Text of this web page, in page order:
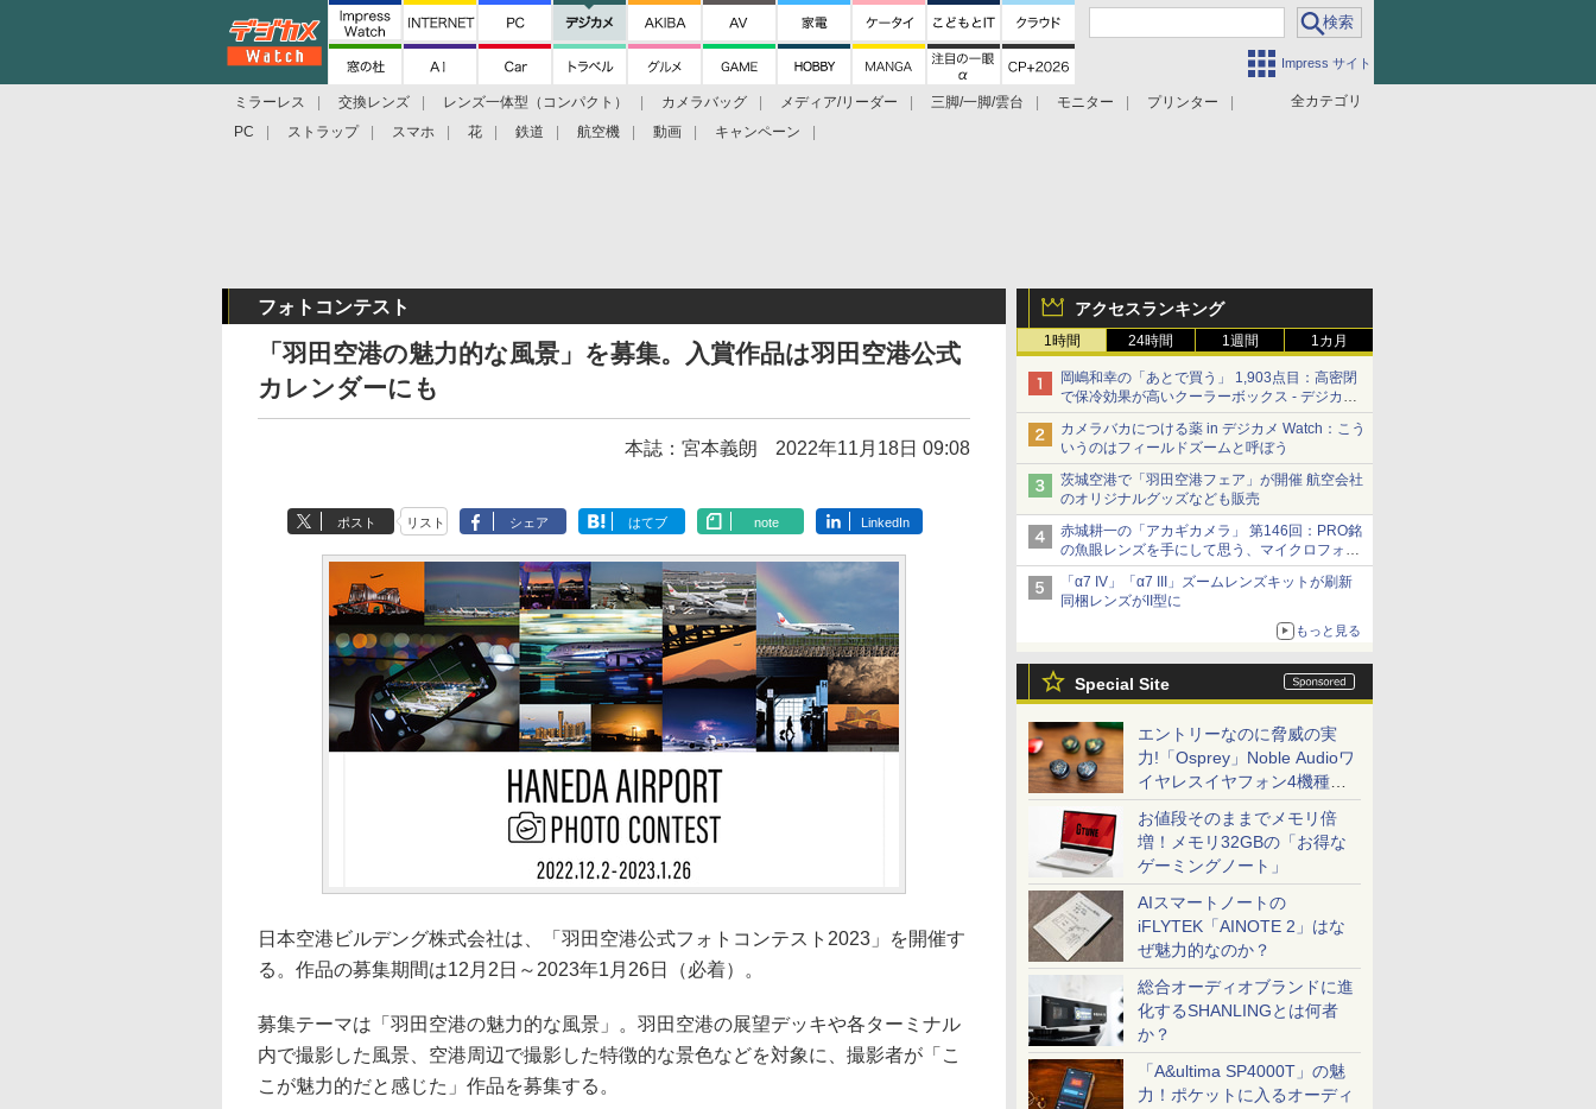
Impress サイト
全カテゴリ
ミラーレス 交換レンズ レンズ一体型（コンパクト） カメラバッグ メディア/リーダー 三脚/一脚/雲台 モニター
プリンター
PC
ストラップ スマホ 花 鉄道 航空機 動画 キャンペーン
アクセスランキング
1時間 24時間 1週間 1カ月
岡嶋和幸の「あとで買う」 1,903点目：高密閉
で保冷効果が高いクーラーボックス - デジカメ
Watch
カメラバカにつける薬 in デジカメ Watch：こう
いうのはフィールドズームと呼ぼう
茨城空港で「羽田空港フェア」が開催 航空会社
のオリジナルグッズなども販売
赤城耕一の「アカギカメラ」 第146回：PRO銘
の魚眼レンズを手にして思う、マイクロフォー
サーズへの期待と可能性
「α7 IV」「α7 III」ズームレンズキットが刷新
同梱レンズがII型に
もっと見る
Special Site
エントリーなのに脅威の実
力!「Osprey」Noble Audioワ
イヤレスイヤフォン4機種を
一気に聴く
お値段そのままでメモリ倍
増！メモリ32GBの「お得な
ゲーミングノート」
AIスマートノートの
iFLYTEK「AINOTE 2」はな
ぜ魅力的なのか？
総合オーディオブランドに進
化するSHANLINGとは何者
か？
「A&ultima SP4000T」の魅
力！ポケットに入るオーディ
フォトコンテスト
「羽田空港の魅力的な風景」を募集。入賞作品は羽田空港公式
カレンダーにも
本誌：宮本義朗 2022年11月18日 09:08
ポスト リスト シェア はてブ note LinkedIn
日本空港ビルデング株式会社は、「羽田空港公式フォトコンテスト2023」を開催す
る。作品の募集期間は12月2日～2023年1月26日（必着）。
募集テーマは「羽田空港の魅力的な風景」。羽田空港の展望デッキや各ターミナル
内で撮影した風景、空港周辺で撮影した特徴的な景色などを対象に、撮影者が「こ
こが魅力的だと感じた」作品を募集する。